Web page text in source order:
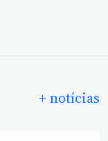
+ notícias